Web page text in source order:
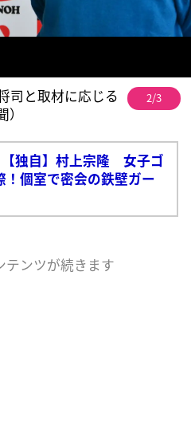
司と取材に応じる
2/3
【独自】村上宗隆 女子ゴ
個室で密会の鉄壁ガー
テンツが続きます